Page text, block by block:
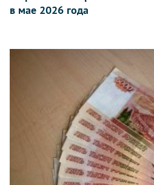
в мае 2026 года